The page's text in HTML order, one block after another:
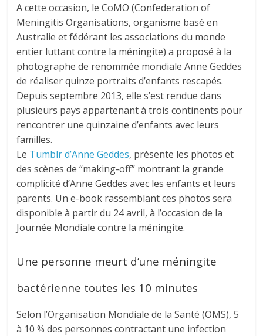
A cette occasion, le CoMO (Confederation of
Meningitis Organisations, organisme basé en
Australie et fédérant les associations du monde
entier luttant contre la méningite) a proposé à la
photographe de renommée mondiale Anne Geddes
de réaliser quinze portraits d’enfants rescapés.
Depuis septembre 2013, elle s’est rendue dans
plusieurs pays appartenant à trois continents pour
rencontrer une quinzaine d’enfants avec leurs
familles.
Le Tumblr d’Anne Geddes, présente les photos et
des scènes de “making-off” montrant la grande
complicité d’Anne Geddes avec les enfants et leurs
parents. Un e-book rassemblant ces photos sera
disponible à partir du 24 avril, à l’occasion de la
Journée Mondiale contre la méningite.
Une personne meurt d’une méningite
bactérienne toutes les 10 minutes
Selon l’Organisation Mondiale de la Santé (OMS), 5
à 10 % des personnes contractant une infection